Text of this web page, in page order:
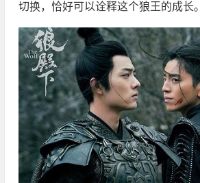
切换，恰好可以诠释这个狼王的成长。